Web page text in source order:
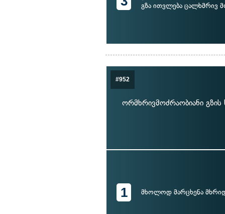
გზა ითვლება ცალხმრივ
#952
ორმხრივმოძრაობიანი
1 მხოლოდ მარცხენა